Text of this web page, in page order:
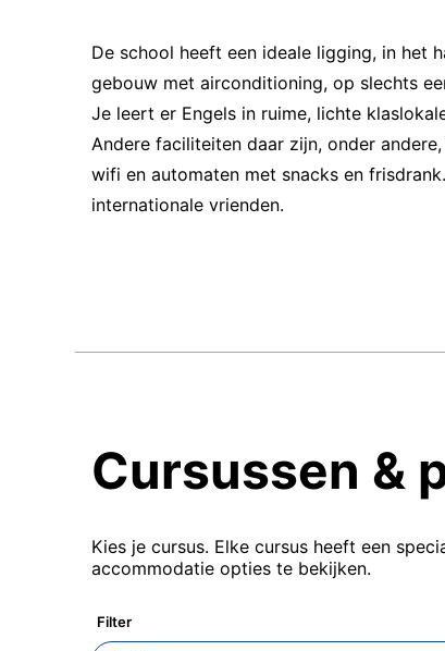
De school heeft een ideale ligging, in het
gebouw met airconditioning, op slechts
Je leert er Engels in ruime, lichte
Andere faciliteiten daar zijn, onder
wifi en automaten met snacks en
internationale vrienden.
Cursussen &
Kies je cursus. Elke cursus heeft een
accommodatie opties te bekijken.
Filter